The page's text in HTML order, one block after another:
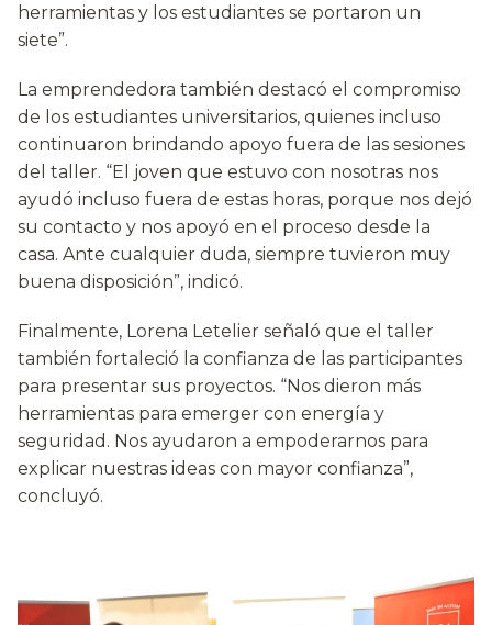
herramientas y los estudiantes se portaron un
siete”.
La emprendedora también destacó el compromiso
de los estudiantes universitarios, quienes incluso
continuaron brindando apoyo fuera de las sesiones
del taller. “El joven que estuvo con nosotras nos
ayudó incluso fuera de estas horas, porque nos dejó
su contacto y nos apoyó en el proceso desde la
casa. Ante cualquier duda, siempre tuvieron muy
buena disposición”, indicó.
Finalmente, Lorena Letelier señaló que el taller
también fortaleció la confianza de las participantes
para presentar sus proyectos. “Nos dieron más
herramientas para emerger con energía y
seguridad. Nos ayudaron a empoderarnos para
explicar nuestras ideas con mayor confianza”,
concluyó.